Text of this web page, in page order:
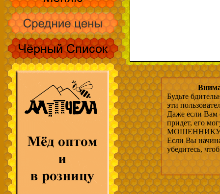
Будьте
эти
Даже если Вам
придет, его
МОШЕННИКУ,
Если Вы
убедитесь,